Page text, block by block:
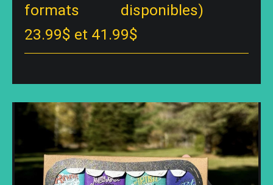
formats disponibles)
23.99$ et 41.99$